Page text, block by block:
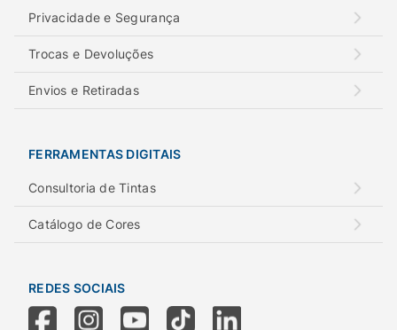
Privacidade e Segurança
Trocas e Devoluções
Envios e Retiradas
FERRAMENTAS DIGITAIS
Consultoria de Tintas
Catálogo de Cores
REDES SOCIAIS